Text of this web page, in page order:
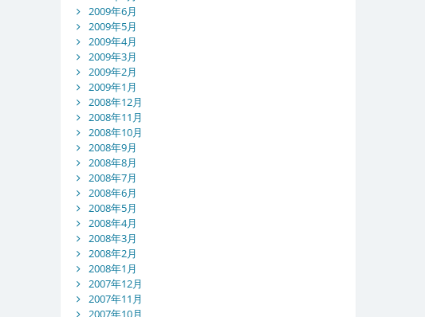
2009年6月
2009年5月
2009年4月
2009年3月
2009年2月
2009年1月
2008年12月
2008年11月
2008年10月
2008年9月
2008年8月
2008年7月
2008年6月
2008年5月
2008年4月
2008年3月
2008年2月
2008年1月
2007年12月
2007年11月
2007年10月